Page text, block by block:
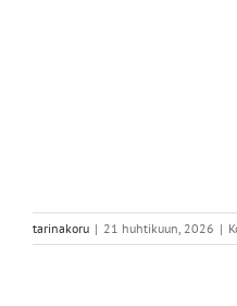
tarinakoru | 21 huhtikuun, 2026 |